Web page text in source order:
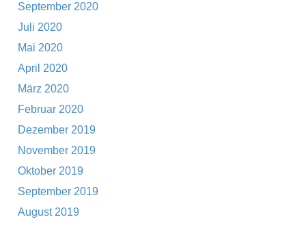
September 2020
Juli 2020
Mai 2020
April 2020
März 2020
Februar 2020
Dezember 2019
November 2019
Oktober 2019
September 2019
August 2019